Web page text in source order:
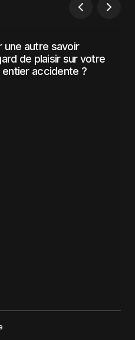
une autre savoir
de plaisir sur votre
entier accidente ?